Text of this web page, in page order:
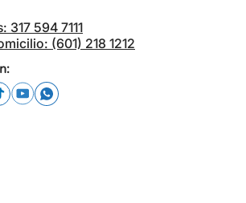
317 594 7111
(601) 218 1212